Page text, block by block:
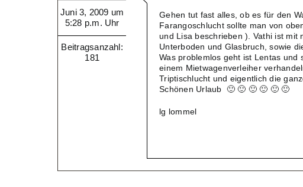
Juni 3, 2009 um
5:28 p.m. Uhr
Beitragsanzahl:
181
Gehen tut fast alles, ob es für den
Farangoschlucht sollte man von
und Lisa beschrieben ). Vathi ist mit
Unterboden und Glasbruch, sowie
Was problemlos geht ist Lentas und
einem Mietwagenverleiher
Triptischlucht und eigentlich die
Schönen Urlaub 🙂 🙂 🙂 🙂 🙂 🙂
lg lommel